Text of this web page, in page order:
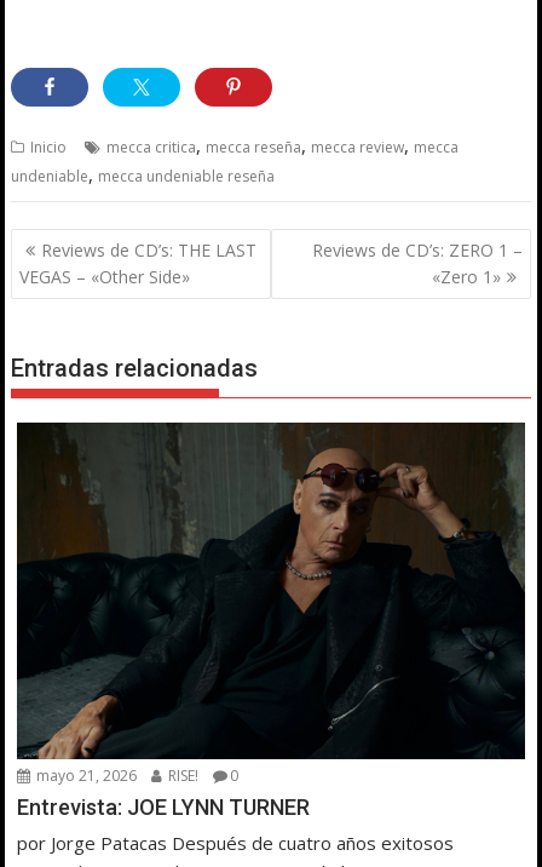
Inicio mecca critica, mecca reseña, mecca review, mecca
undeniable, mecca undeniable reseña
Navegación
de
entradas
Reviews de CD’s: THE LAST
VEGAS – «Other Side»
Reviews de CD’s: ZERO 1 –
«Zero 1»
Entradas relacionadas
mayo 21, 2026 RISE! 0
Entrevista: JOE LYNN TURNER
por Jorge Patacas Después de cuatro años exitosos